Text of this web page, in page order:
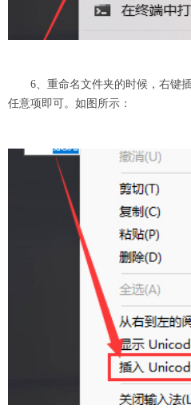
6、重命名文件夹的时候，右键插
任意项即可。如图所示：